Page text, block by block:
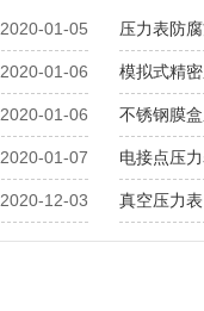
2020-01-05 压力表防
2020-01-06 模拟式精
2020-01-06 不锈钢膜
2020-01-07 电接点压
2020-12-03 真空压力表